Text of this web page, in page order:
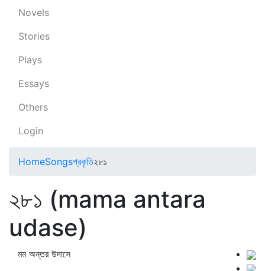
Novels
Stories
Plays
Essays
Others
Login
HomeSongsপ্রকৃতি২৮১
২৮১ (mama antara
udase)
মম অন্তর উদাসে